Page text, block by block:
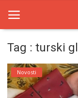
Home
Novosti
Tag : turski
Novosti